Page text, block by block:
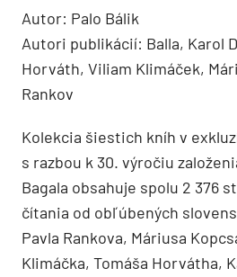
Autor: Palo Bálik
Autori publikácií: Balla, Karol
Horváth, Viliam Klimáček,
Rankov
Kolekcia šiestich kníh v
s razbou k 30. výročiu
Bagala obsahuje spolu 2 376
čítania od obľúbených
Pavla Rankova, Máriusa
Klimáčka, Tomáša Horvátha,